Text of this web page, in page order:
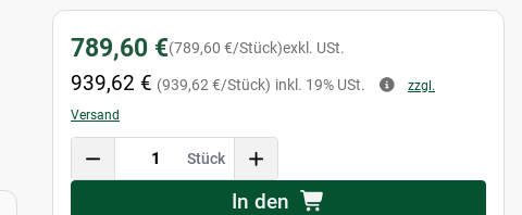
789,60 €(789,60 €/Stück)exkl. USt.
939,62 € (939,62 €/Stück) inkl. 19% USt.
zzgl.
Versand
Stück
In den